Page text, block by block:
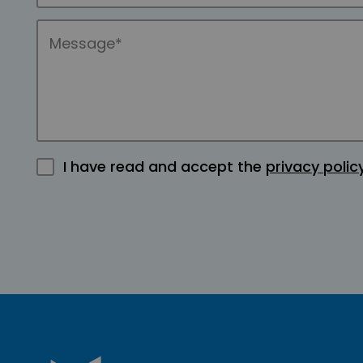
I have read and accept the privacy